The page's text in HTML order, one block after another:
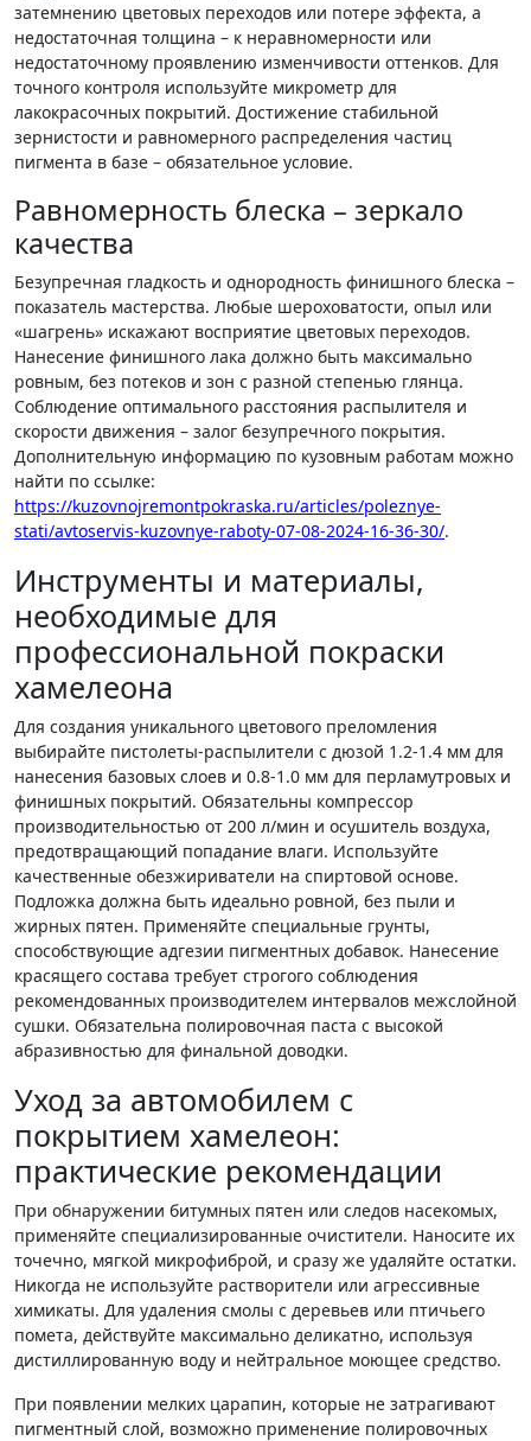
затемнению цветовых переходов или потере эффекта, а
недостаточная толщина – к неравномерности или
недостаточному проявлению изменчивости оттенков. Для
точного контроля используйте микрометр для
лакокрасочных покрытий. Достижение стабильной
зернистости и равномерного распределения частиц
пигмента в базе – обязательное условие.
Равномерность блеска – зеркало
качества
Безупречная гладкость и однородность финишного блеска –
показатель мастерства. Любые шероховатости, опыл или
«шагрень» искажают восприятие цветовых переходов.
Нанесение финишного лака должно быть максимально
ровным, без потеков и зон с разной степенью глянца.
Соблюдение оптимального расстояния распылителя и
скорости движения – залог безупречного покрытия.
Дополнительную информацию по кузовным работам можно
найти по ссылке:
https://kuzovnojremontpokraska.ru/articles/poleznye-
stati/avtoservis-kuzovnye-raboty-07-08-2024-16-36-30/.
Инструменты и материалы,
необходимые для
профессиональной покраски
хамелеона
Для создания уникального цветового преломления
выбирайте пистолеты-распылители с дюзой 1.2-1.4 мм для
нанесения базовых слоев и 0.8-1.0 мм для перламутровых и
финишных покрытий. Обязательны компрессор
производительностью от 200 л/мин и осушитель воздуха,
предотвращающий попадание влаги. Используйте
качественные обезжириватели на спиртовой основе.
Подложка должна быть идеально ровной, без пыли и
жирных пятен. Применяйте специальные грунты,
способствующие адгезии пигментных добавок. Нанесение
красящего состава требует строгого соблюдения
рекомендованных производителем интервалов межслойной
сушки. Обязательна полировочная паста с высокой
абразивностью для финальной доводки.
Уход за автомобилем с
покрытием хамелеон:
практические рекомендации
При обнаружении битумных пятен или следов насекомых,
применяйте специализированные очистители. Наносите их
точечно, мягкой микрофиброй, и сразу же удаляйте остатки.
Никогда не используйте растворители или агрессивные
химикаты. Для удаления смолы с деревьев или птичьего
помета, действуйте максимально деликатно, используя
дистиллированную воду и нейтральное моющее средство.
При появлении мелких царапин, которые не затрагивают
пигментный слой, возможно применение полировочных